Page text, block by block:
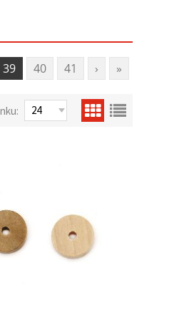
39 40 41 › »